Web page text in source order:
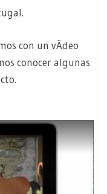
con un vÃ­deo
conocer algunas